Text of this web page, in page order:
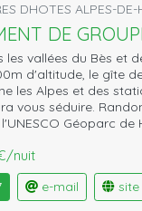
DHOTES ALPES-
DE
les vallées du Bès et
d'altitude, le gîte
les Alpes et des
vous séduire.
Géoparc de
nuit
e-mail